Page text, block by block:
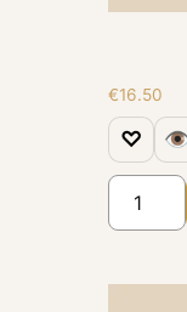
€16.50
♡